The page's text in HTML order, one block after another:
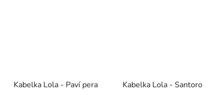
Kabelka Lola - Paví pera Kabelka Lola - Santoro